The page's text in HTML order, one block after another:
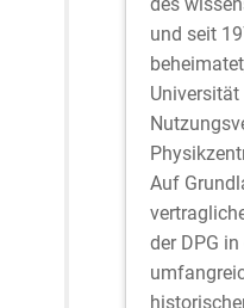
und seit
Auf
der DPG